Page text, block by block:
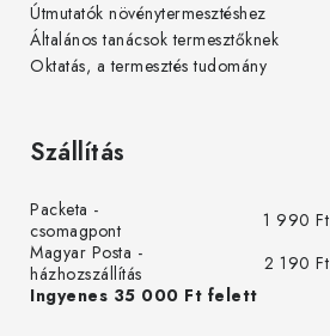
Útmutatók növénytermesztéshez
Általános tanácsok termesztőknek
Oktatás, a termesztés tudomány
Szállítás
Packeta -
csomagpont
1 990 Ft
Magyar Posta -
házhozszállítás
2 190 Ft
Ingyenes 35 000 Ft felett